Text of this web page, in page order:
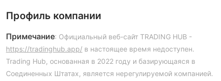
Профиль компании
Примечание: Официальный веб-сайт TRADING HUB -
https://tradinghub.app/ в настоящее время недоступен.
Trading Hub, основанная в 2022 году и базирующаяся в
Соединенных Штатах, является нерегулируемой компанией.